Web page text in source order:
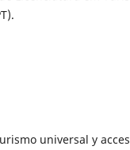
universal y